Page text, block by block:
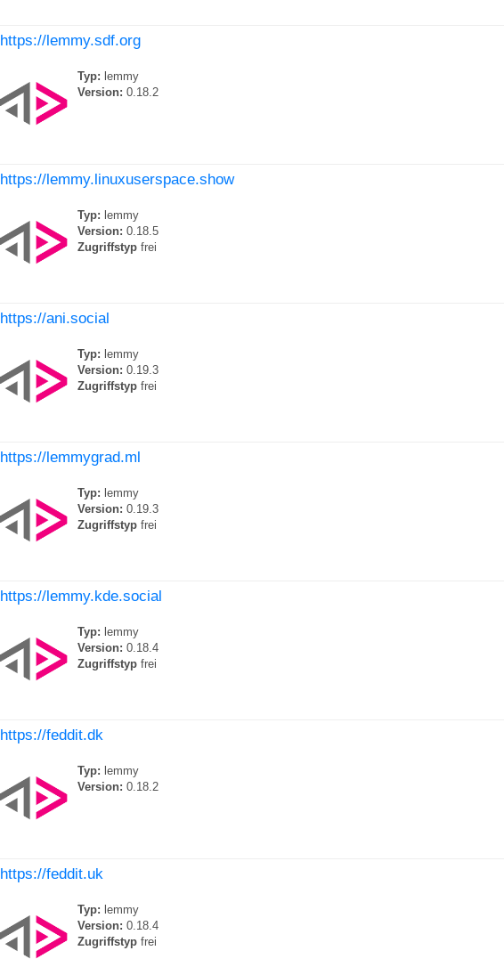
https://lemmy.sdf.org
Typ: lemmy
Version: 0.18.2
https://lemmy.linuxuserspace.show
Typ: lemmy
Version: 0.18.5
Zugriffstyp frei
https://ani.social
Typ: lemmy
Version: 0.19.3
Zugriffstyp frei
https://lemmygrad.ml
Typ: lemmy
Version: 0.19.3
Zugriffstyp frei
https://lemmy.kde.social
Typ: lemmy
Version: 0.18.4
Zugriffstyp frei
https://feddit.dk
Typ: lemmy
Version: 0.18.2
https://feddit.uk
Typ: lemmy
Version: 0.18.4
Zugriffstyp frei